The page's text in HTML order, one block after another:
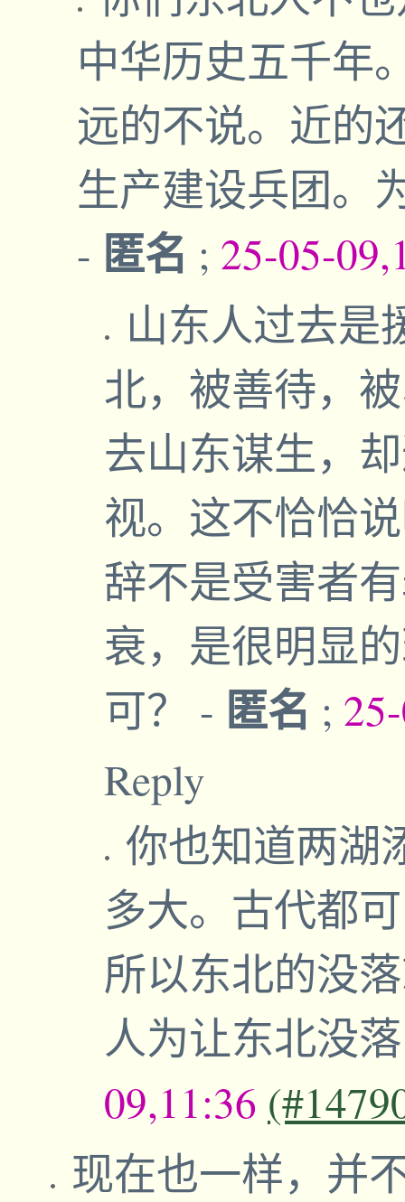
中华历史五千年
远的不说。近的
生产建设兵团。
- 匿名 ; 25-05-
山东人过去是
北，被善待，
去山东谋生，
视。这不恰恰
辞不是受害者
衰，是很明显
可？ - 匿名 ;
Reply
你也知道两湖
多大。古代都
所以东北的没
人为让东北没
09,11:36
现在也一样，并